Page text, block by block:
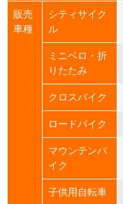
販売
車種
シティサイク
ル
ミニベロ・折
りたたみ
クロスバイク
ロードバイク
マウンテンバ
イク
子供用自転車